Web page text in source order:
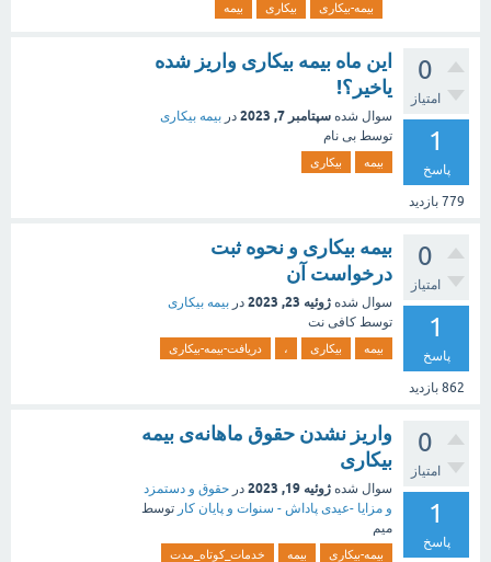
بیمه-بیکاری بیکاری بیمه
0
امتیاز
1
پاسخ
779 بازدید
این ماه بیمه بیکاری واریز شده
یاخیر؟!
سوال شده سپتامبر 7, 2023 در بیمه بیکاری
توسط بی نام
بیمه بیکاری
0
امتیاز
1
پاسخ
862 بازدید
بیمه بیکاری و نحوه ثبت
درخواست آن
سوال شده ژوئیه 23, 2023 در بیمه بیکاری
توسط کافی نت
بیمه بیکاری ، دریافت-بیمه-بیکاری
0
امتیاز
1
پاسخ
واریز نشدن حقوق ماهانه‌ی بیمه
بیکاری
سوال شده ژوئیه 19, 2023 در حقوق و دستمزد
و مزایا -عیدی پاداش - سنوات و پایان کار توسط
میم
بیمه-بیکاری بیمه خدمات_کوتاه_مدت